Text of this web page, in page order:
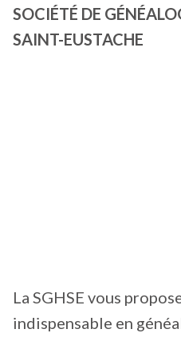
SOCIÉTÉ DE
SAINT-EUSTACHE
La SGHSE vous
indispensable en